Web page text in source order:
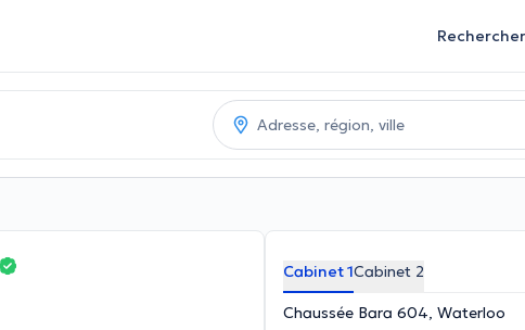
Rechercher
Cabinet 1Cabinet 2
Chaussée Bara 604, Waterloo